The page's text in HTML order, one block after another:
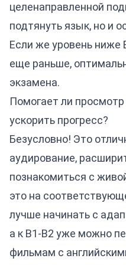
целенаправленной
подтянуть язык, но и
Если же уровень ниже
еще раньше,
экзамена.
Помогает ли
ускорить прогресс?
Безусловно! Это
аудирование,
познакомиться с
это на
лучше начинать с
а к B1-B2 уже можно
фильмам с